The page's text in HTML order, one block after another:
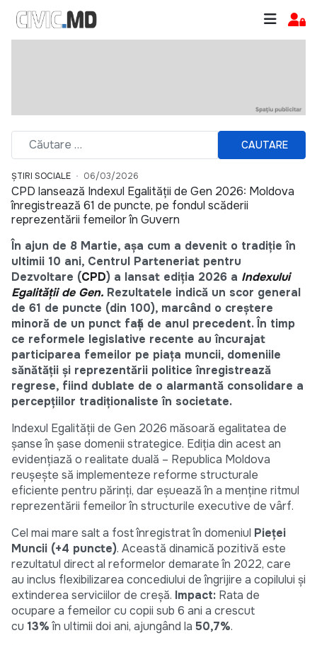
CAUTARE
ȘTIRI SOCIALE 06/03/2026
CPD lansează Indexul Egalității de Gen 2026: Moldova
înregistrează 61 de puncte, pe fondul scăderii
reprezentării femeilor în Guvern
În ajun de 8 Martie, așa cum a devenit o tradiție în
ultimii 10 ani, Centrul Parteneriat pentru
Dezvoltare (CPD) a lansat ediția 2026 a Indexului
Egalității de Gen. Rezultatele indică un scor general
de 61 de puncte (din 100), marcând o creștere
minoră de un punct față de anul precedent. În timp
ce reformele legislative recente au încurajat
participarea femeilor pe piața muncii, domeniile
sănătății și reprezentării politice înregistrează
regrese, fiind dublate de o alarmantă consolidare a
percepțiilor tradiționaliste în societate.
Indexul Egalității de Gen 2026 măsoară egalitatea de
șanse în șase domenii strategice. Ediția din acest an
evidențiază o realitate duală – Republica Moldova
reușește să implementeze reforme structurale
eficiente pentru părinți, dar eșuează în a menține ritmul
reprezentării femeilor în structurile executive de vârf.
Cel mai mare salt a fost înregistrat în domeniul Pieței
Muncii (+4 puncte). Această dinamică pozitivă este
rezultatul direct al reformelor demarate în 2022, care
au inclus flexibilizarea concediului de îngrijire a copilului și
extinderea serviciilor de creșă. Impact: Rata de
ocupare a femeilor cu copii sub 6 ani a crescut
cu 13%în ultimii doi ani, ajungând la 50,7%.